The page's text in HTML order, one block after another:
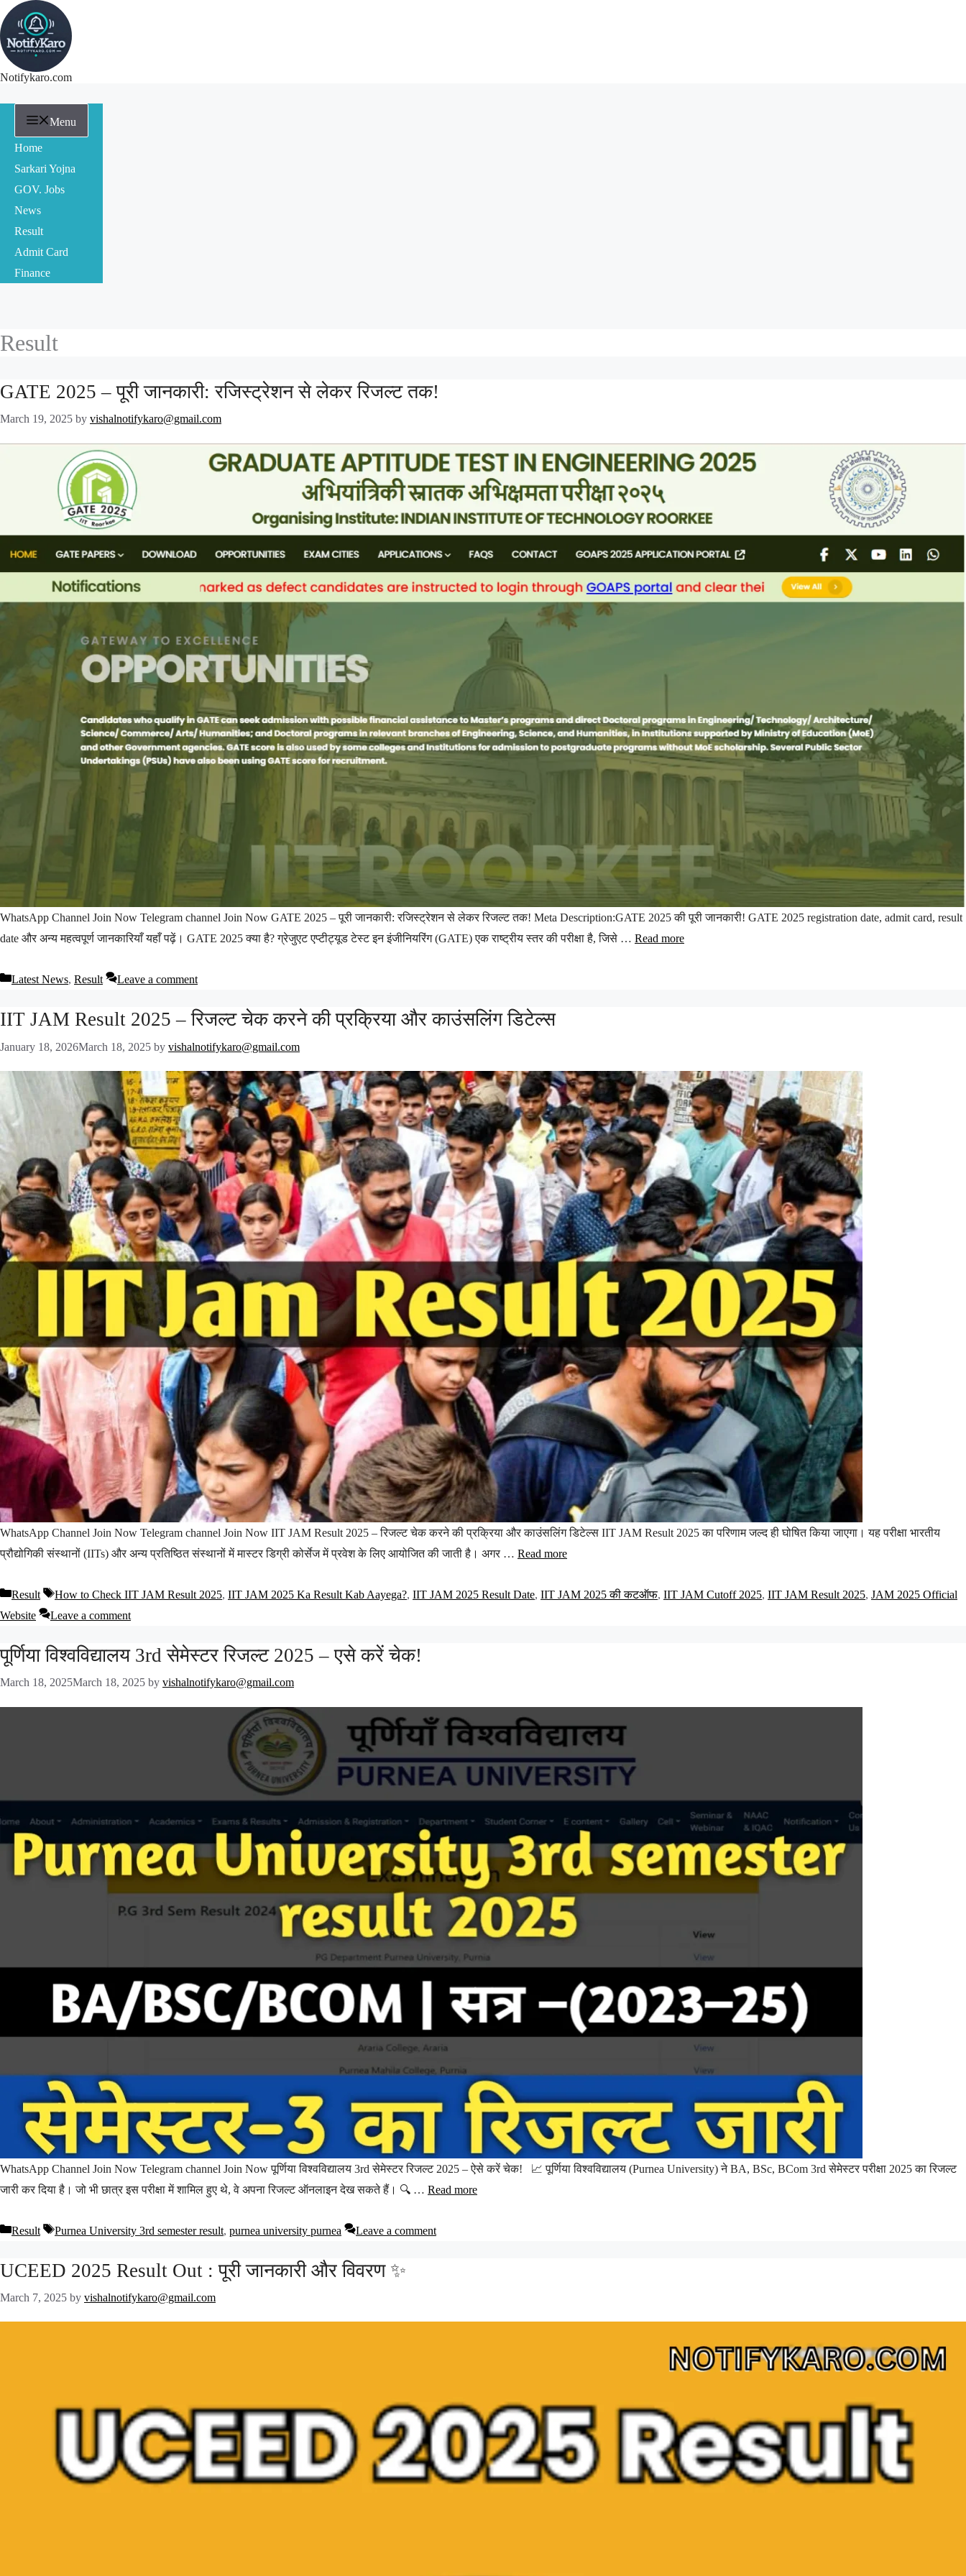
Notifykaro.com
Menu
Home
Sarkari Yojna
GOV. Jobs
News
Result
Admit Card
Finance
Result
GATE 2025 – पूरी जानकारी: रजिस्ट्रेशन से लेकर रिजल्ट तक!
March 19, 2025 by vishalnotifykaro@gmail.com
WhatsApp Channel Join Now Telegram channel Join Now GATE 2025 – पूरी जानकारी: रजिस्ट्रेशन से लेकर रिजल्ट तक! Meta Description:GATE 2025 की पूरी जानकारी! GATE 2025 registration date, admit card, result
date और अन्य महत्वपूर्ण जानकारियाँ यहाँ पढ़ें। GATE 2025 क्या है? ग्रेजुएट एप्टीट्यूड टेस्ट इन इंजीनियरिंग (GATE) एक राष्ट्रीय स्तर की परीक्षा है, जिसे … Read more
Latest News, Result Leave a comment
IIT JAM Result 2025 – रिजल्ट चेक करने की प्रक्रिया और काउंसलिंग डिटेल्स
January 18, 2026March 18, 2025 by vishalnotifykaro@gmail.com
WhatsApp Channel Join Now Telegram channel Join Now IIT JAM Result 2025 – रिजल्ट चेक करने की प्रक्रिया और काउंसलिंग डिटेल्स IIT JAM Result 2025 का परिणाम जल्द ही घोषित किया जाएगा। यह परीक्षा भारतीय
प्रौद्योगिकी संस्थानों (IITs) और अन्य प्रतिष्ठित संस्थानों में मास्टर डिग्री कोर्सेज में प्रवेश के लिए आयोजित की जाती है। अगर … Read more
Result How to Check IIT JAM Result 2025, IIT JAM 2025 Ka Result Kab Aayega?, IIT JAM 2025 Result Date, IIT JAM 2025 की कटऑफ, IIT JAM Cutoff 2025, IIT JAM Result 2025, JAM 2025 Official
Website
Leave a comment
पूर्णिया विश्वविद्यालय 3rd सेमेस्टर रिजल्ट 2025 – एसे करें चेक!
March 18, 2025March 18, 2025 by vishalnotifykaro@gmail.com
WhatsApp Channel Join Now Telegram channel Join Now पूर्णिया विश्वविद्यालय 3rd सेमेस्टर रिजल्ट 2025 – ऐसे करें चेक! 📈 पूर्णिया विश्वविद्यालय (Purnea University) ने BA, BSc, BCom 3rd सेमेस्टर परीक्षा 2025 का रिजल्ट
जारी कर दिया है। जो भी छात्र इस परीक्षा में शामिल हुए थे, वे अपना रिजल्ट ऑनलाइन देख सकते हैं। 🔍 … Read more
Result Purnea University 3rd semester result, purnea university purnea Leave a comment
UCEED 2025 Result Out : पूरी जानकारी और विवरण ✨
March 7, 2025 by vishalnotifykaro@gmail.com